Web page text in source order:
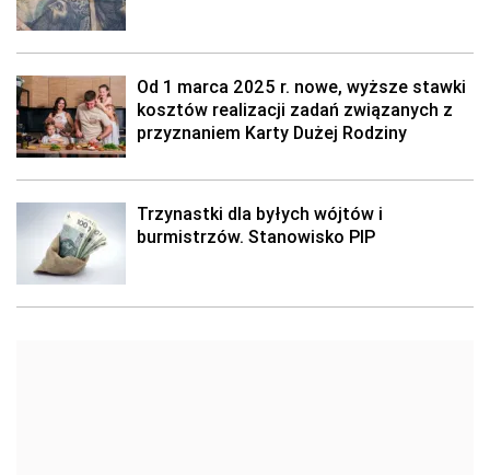
Od 1 marca 2025 r. nowe, wyższe stawki
kosztów realizacji zadań związanych z
przyznaniem Karty Dużej Rodziny
Trzynastki dla byłych wójtów i
burmistrzów. Stanowisko PIP